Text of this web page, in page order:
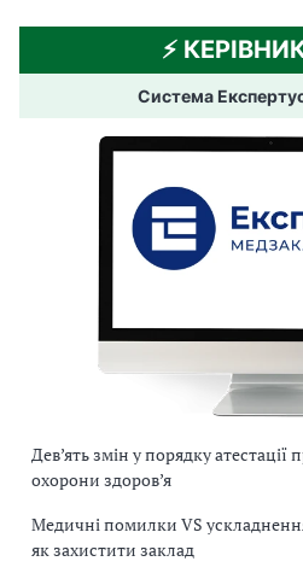
⚡️
Система
Дев’ять змін у порядку атестації
охорони здоров’я
Медичні помилки VS
як захистити заклад